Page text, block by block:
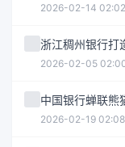
2026-02-14 02:02
浙江稠州银行打
2026-02-05 02:00
中国银行蝉联熊
2026-02-19 02:08